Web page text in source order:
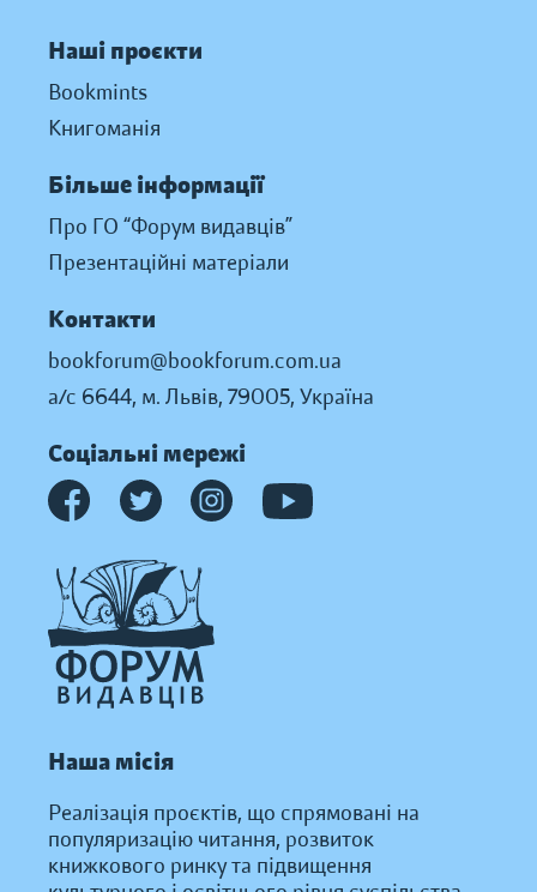
Наші проєкти
Bookmints
Книгоманія
Більше інформації
Про ГО “Форум видавців”
Презентаційні матеріали
Контакти
bookforum@bookforum.com.ua
а/с 6644, м. Львів, 79005, Україна
Соціальні мережі
Наша місія
Реалізація проєктів, що спрямовані на
популяризацію читання, розвиток
книжкового ринку та підвищення